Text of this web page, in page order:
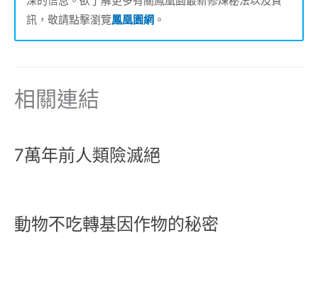
訊，敬請點擊瀏覽鳳凰園網 。
相關連結
7萬年前人類險滅絕
動物不吃轉基因作物的秘密